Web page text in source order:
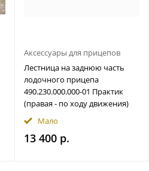
Аксессуары для прицепов
Лестница на заднюю часть
лодочного прицепа
490.230.000.000-01 Практик
(правая - по ходу движения)
Мало
13 400 р.